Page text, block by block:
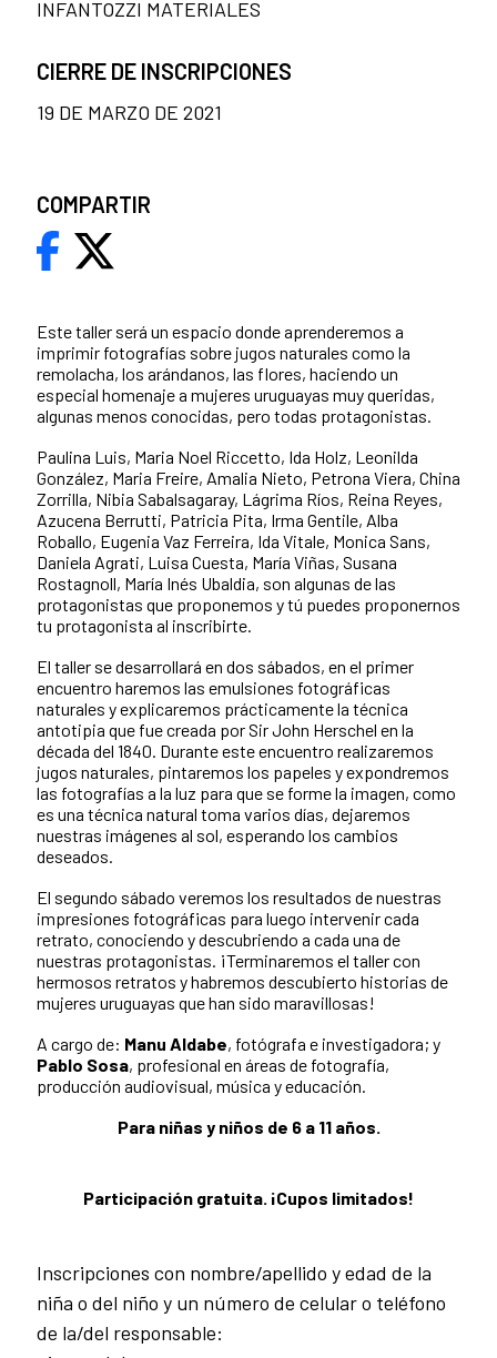
Este taller será un espacio donde aprenderemos a
imprimir fotografías sobre jugos naturales como la
remolacha, los arándanos, las flores, haciendo un
especial homenaje a mujeres uruguayas muy queridas,
algunas menos conocidas, pero todas protagonistas.
Paulina Luis, Maria Noel Riccetto, Ida Holz, Leonilda
González, Maria Freire, Amalia Nieto, Petrona Viera, China
Zorrilla, Nibia Sabalsagaray, Lágrima Ríos, Reina Reyes,
Azucena Berrutti, Patricia Pita, Irma Gentile, Alba
Roballo, Eugenia Vaz Ferreira, Ida Vitale, Monica Sans,
Daniela Agrati, Luisa Cuesta, María Viñas, Susana
Rostagnoll, María Inés Ubaldia, son algunas de las
protagonistas que proponemos y tú puedes proponernos
tu protagonista al inscribirte.
El taller se desarrollará en dos sábados, en el primer
encuentro haremos las emulsiones fotográficas
naturales y explicaremos prácticamente la técnica
antotipia que fue creada por Sir John Herschel en la
década del 1840. Durante este encuentro realizaremos
jugos naturales, pintaremos los papeles y expondremos
las fotografías a la luz para que se forme la imagen, como
es una técnica natural toma varios días, dejaremos
nuestras imágenes al sol, esperando los cambios
deseados.
El segundo sábado veremos los resultados de nuestras
impresiones fotográficas para luego intervenir cada
retrato, conociendo y descubriendo a cada una de
nuestras protagonistas. ¡Terminaremos el taller con
hermosos retratos y habremos descubierto historias de
mujeres uruguayas que han sido maravillosas!
A cargo de: Manu Aldabe, fotógrafa e investigadora; y
Pablo Sosa, profesional en áreas de fotografía,
producción audiovisual, música y educación.
Para niñas y niños de 6 a 11 años.
Participación gratuita. ¡Cupos limitados!
Inscripciones con nombre/apellido y edad de la
niña o del niño y un número de celular o teléfono
de la/del responsable:
INFANTOZZI MATERIALES
CIERRE DE INSCRIPCIONES
19 DE MARZO DE 2021
COMPARTIR